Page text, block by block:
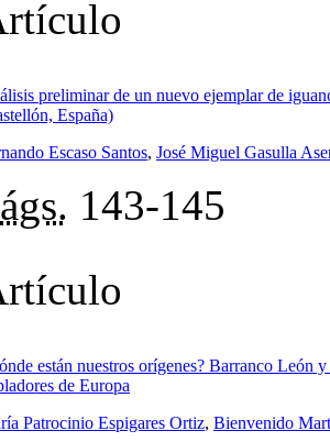
preliminar de un nuevo ejemplar de
España)
Escaso Santos, José Miguel Gasulla
143-145
están nuestros orígenes? Barranco León
de Europa
Patrocinio Espigares Ortiz, Bienvenido